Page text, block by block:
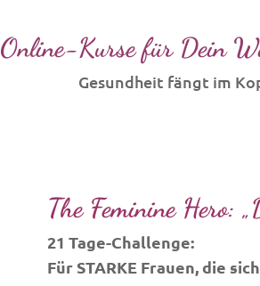
Online-Kurse für Dein
Gesundheit fängt im
The Feminine Hero:
21 Tage-Challenge:
Für STARKE Frauen, die